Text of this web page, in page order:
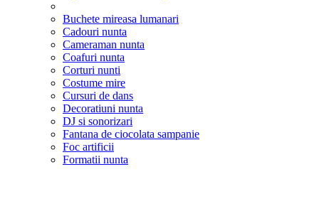
Buchete mireasa lumanari
Cadouri nunta
Cameraman nunta
Coafuri nunta
Corturi nunti
Costume mire
Cursuri de dans
Decoratiuni nunta
DJ si sonorizari
Fantana de ciocolata sampanie
Foc artificii
Formatii nunta